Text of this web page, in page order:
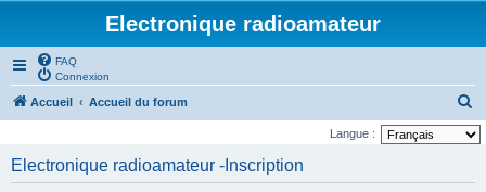
Electronique radioamateur
FAQ
Connexion
Accueil Accueil du forum
e
Langue :
Electronique radioamateur -Inscription